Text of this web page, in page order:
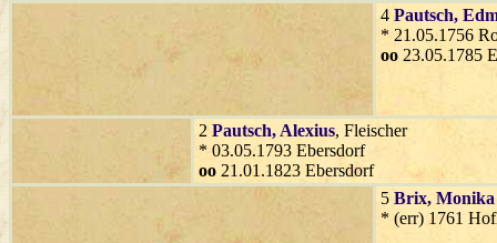
4 Pautsch,
* 21.05.1756
oo 23.05.1785
2 Pautsch, Alexius, Fleischer
* 03.05.1793 Ebersdorf
oo 21.01.1823 Ebersdorf
5 Brix, Monika
* (err) 1761